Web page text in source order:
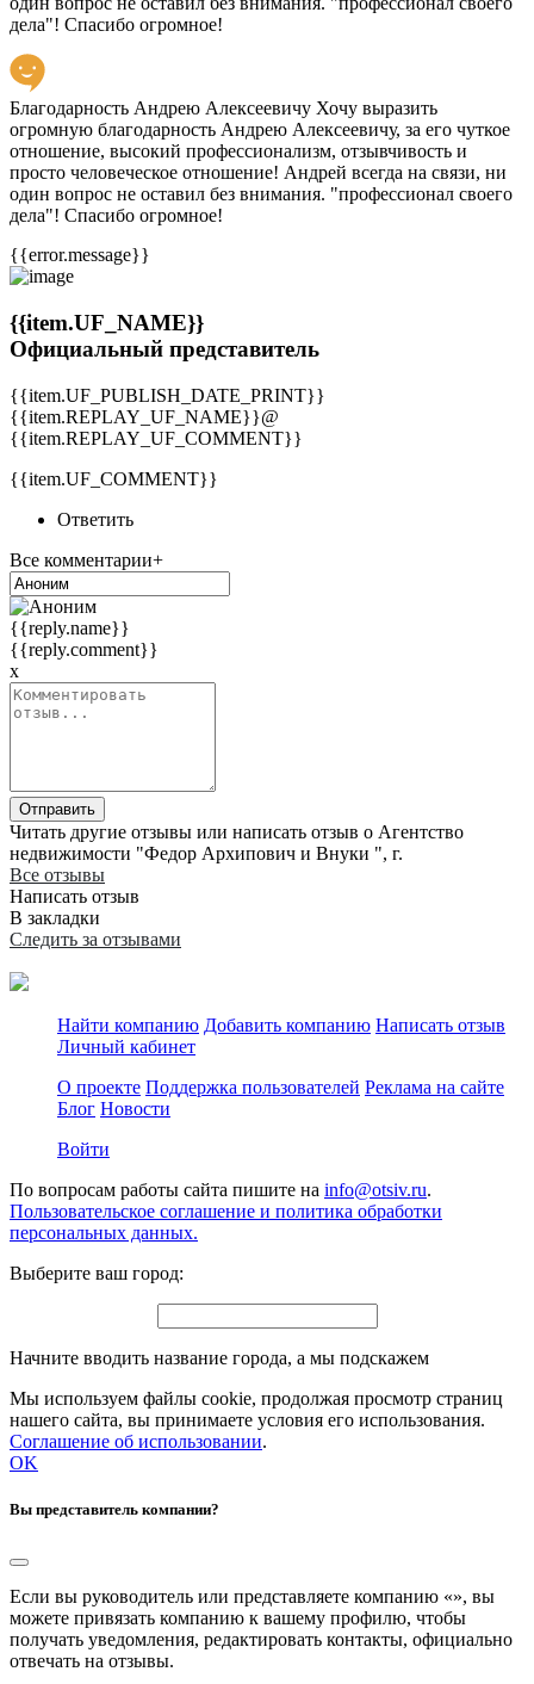
дела"! Спасибо огромное!
Благодарность Андрею Алексеевичу Хочу выразить
огромную благодарность Андрею Алексеевичу, за его чуткое
отношение, высокий профессионализм, отзывчивость и
просто человеческое отношение! Андрей всегда на связи, ни
один вопрос не оставил без внимания. "профессионал своего
дела"! Спасибо огромное!
{{error.message}}
{{item.UF_NAME}}
Официальный представитель
{{item.UF_PUBLISH_DATE_PRINT}}
{{item.REPLAY_UF_NAME}}@
{{item.REPLAY_UF_COMMENT}}
{{item.UF_COMMENT}}
Ответить
Все комментарии+
{{reply.name}}
{{reply.comment}}
x
Отправить
Читать другие отзывы или написать отзыв о Агентство
недвижимости "Федор Архипович и Внуки ", г.
Все отзывы
Написать отзыв
В закладки
Следить за отзывами
Найти компанию Добавить компанию Написать отзыв
Личный кабинет
О проекте Поддержка пользователей Реклама на сайте
Блог Новости
Войти
По вопросам работы сайта пишите на info@otsiv.ru.
Пользовательское соглашение и политика обработки
персональных данных.
Выберите ваш город:
Начните вводить название города, а мы подскажем
Мы используем файлы cookie, продолжая просмотр страниц
нашего сайта, вы принимаете условия его использования.
Соглашение об использовании.
OK
Вы представитель компании?
Если вы руководитель или представляете компанию «», вы
можете привязать компанию к вашему профилю, чтобы
получать уведомления, редактировать контакты, официально
отвечать на отзывы.